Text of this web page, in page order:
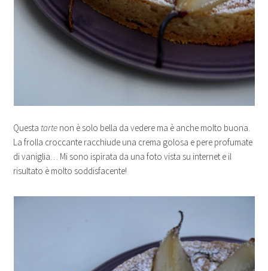
Questa tarte non è solo bella da vedere ma è anche molto buona.
La frolla croccante racchiude una crema golosa e pere profumate
di vaniglia… Mi sono ispirata da una foto vista su internet e il
risultato è molto soddisfacente!